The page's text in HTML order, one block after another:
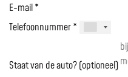
E-mail *
Telefoonnummer *
Staat van de auto? (optioneel)